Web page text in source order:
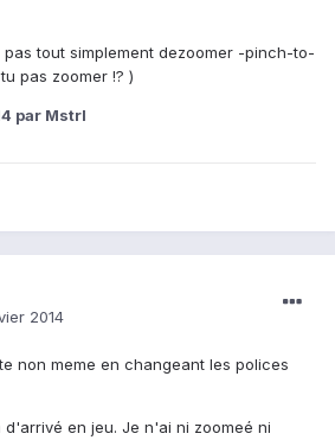
tout simplement dezoomer -pinch-to-
pas zoomer !? )
par Mstrl
2014
non meme en changeant les polices
en jeu. Je n'ai ni zoomeé ni